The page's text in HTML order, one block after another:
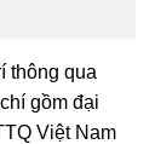
thông qua
gồm đại
Việt Nam